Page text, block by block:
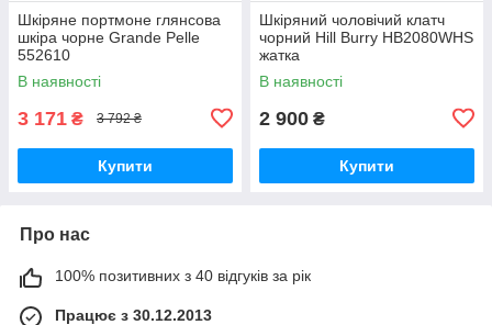
Шкіряне портмоне глянсова
шкіра чорне Grande Pelle
552610
В наявності
3 171 ₴ 3 792 ₴
Купити
Шкіряний чоловічий клатч
чорний Hill Burry HB2080WHS
жатка
В наявності
2 900 ₴
Купити
Про нас
100% позитивних з 40 відгуків за рік
Працює з 30.12.2013